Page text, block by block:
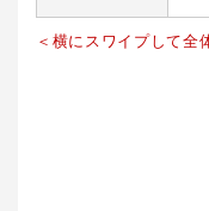
＜横にスワイプして全